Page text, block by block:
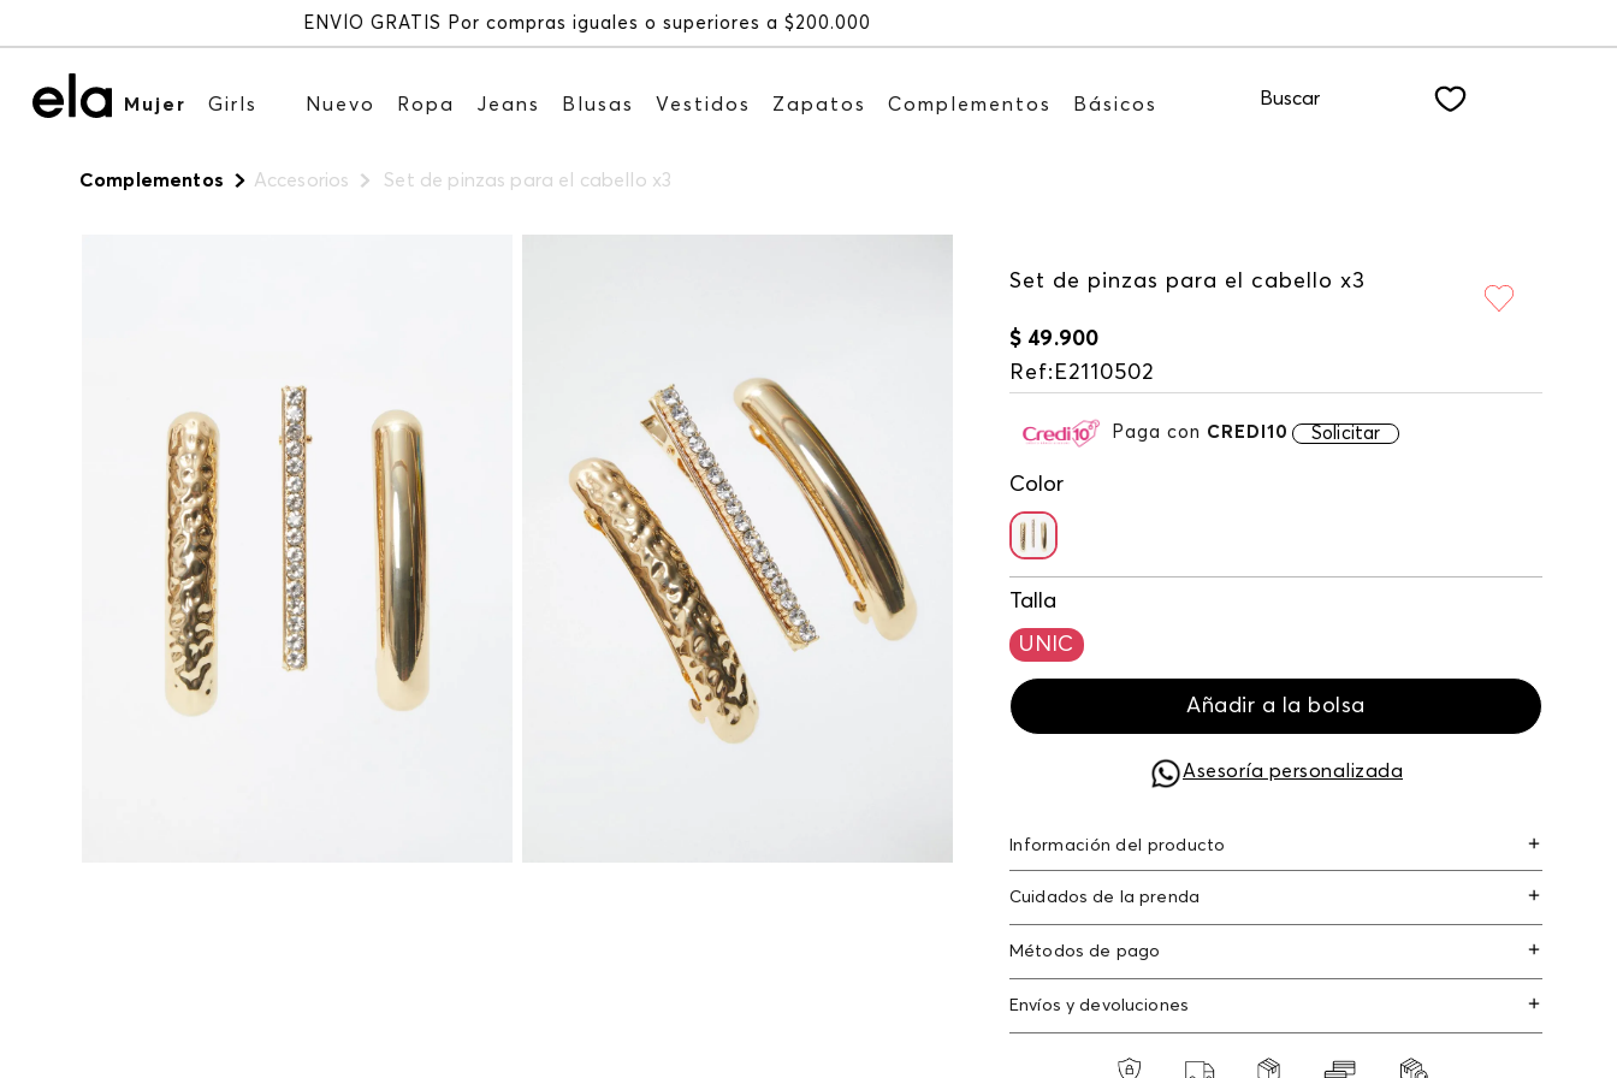
Mujer Girls Nuevo Ropa Jeans Blusas Vestidos Zapatos Complementos Básicos Buscar
Complementos Accesorios Set de pinzas para el cabello x3
Set de pinzas para el cabello x3
$ 49.900
Ref: E2110502
Paga con CREDI10 Solicitar
Color
Talla
UNIC
Añadir a la bolsa
Asesoría personalizada
Información del producto
Set de pinzas para el cabello x3 set de pinzas para el
Cuidados de la prenda
Métodos de pago
Tarjetas de crédito: Visa, Dinners, Master Card y
Tarjetas débito: Maestro, Electron.
Envíos y devoluciones